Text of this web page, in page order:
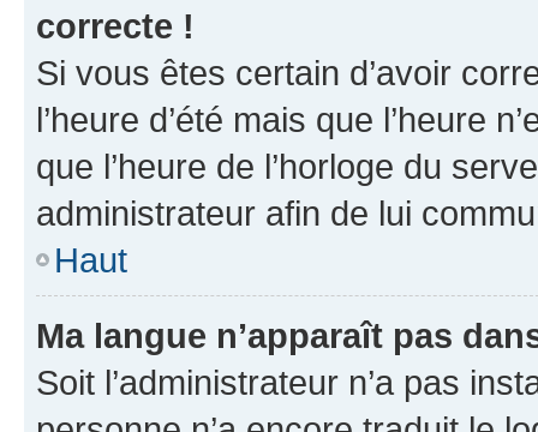
correcte !
Si vous êtes certain d’avoir
l’heure d’été mais que l’heure
que l’heure de l’horloge du
administrateur afin de lui
Haut
Ma langue n’apparaît pas
Soit l’administrateur n’a pas